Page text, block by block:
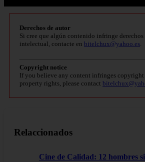
Derechos de autor
Si cree que algún contenido infringe
intelectual, contacte en bitelchux@yahoo.es
Copyright notice
If you believe any content infringes
property rights, please contact
Relaccionados
Cine de Calidad: 12 hombres